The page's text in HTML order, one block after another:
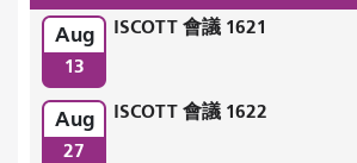
Aug
13
ISCOTT 會議 1621
Aug
27
ISCOTT 會議 1622